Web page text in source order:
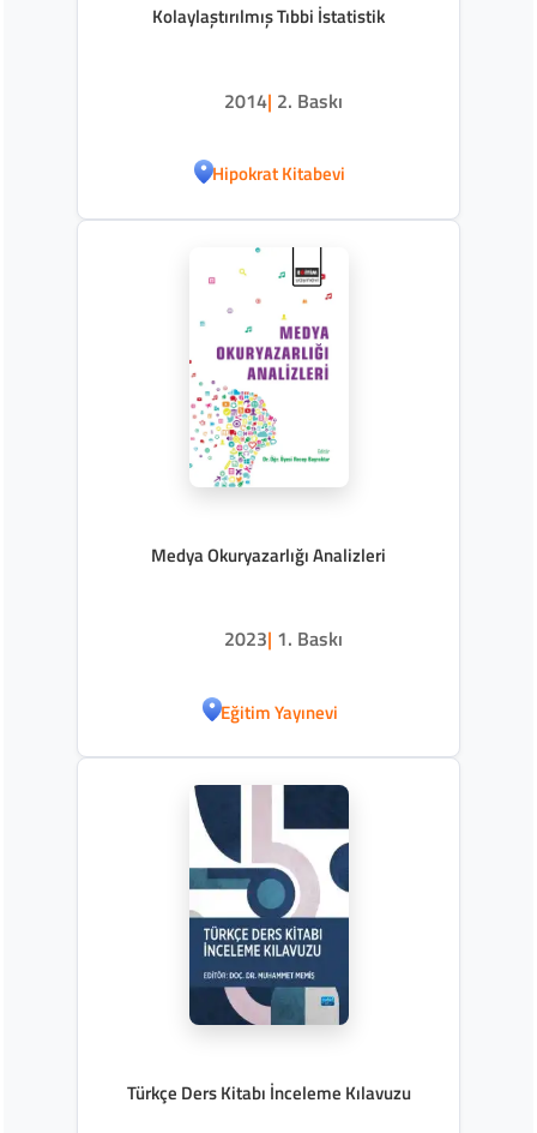
Kolaylaştırılmış Tıbbi İstatistik
2014| 2. Baskı
Hipokrat Kitabevi
Medya Okuryazarlığı Analizleri
2023| 1. Baskı
Eğitim Yayınevi
Türkçe Ders Kitabı İnceleme Kılavuzu